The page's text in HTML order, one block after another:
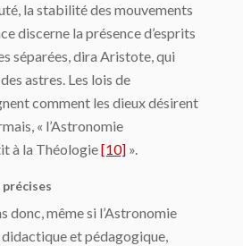
la stabilité des mou­vements
discerne la présence d’esprits
sé­parées, dira Aristote, qui
astres. Les lois de
comment les dieux désirent
« l’Astronomie
à la Théologie[10] ».
donc, même si l’Astronomie
didactique et pé­dagogique,